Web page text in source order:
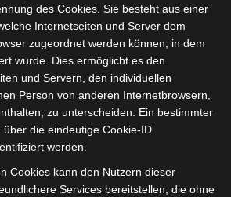
des Cookies. Sie besteht aus einer
Internetseiten und Server dem
zugeordnet werden können, in dem
wurde. Dies ermöglicht es den
und Servern, den individuellen
Person von anderen Internetbrowsern,
zu unterscheiden. Ein bestimmter
die eindeutige Cookie-ID
werden.
Cookies kann den Nutzern dieser
Services bereitstellen, die ohne